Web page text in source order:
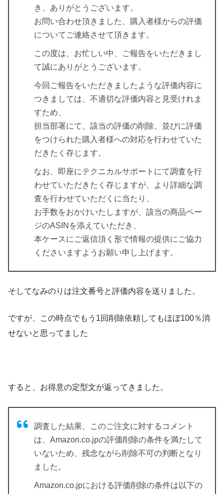
き、ありがとうございます。
お問い合わせ頂きました、購入者様からの評価
についてご連絡させて頂きます。
この度は、お忙しい中、ご報告をいただきまし
て誠にありがとうございます。
今回ご報告をいただきましたような評価内容に
つきましては、 不適切な評価内容と見受けれま
すため
担当部署にて、該当の評価の削除、並びに評価
をつけられた購入者様への対応を行わせていた
だきたく存じます。
なお、即座にテクニカルサポートにて調査を行
わせていただきたく存じますが、より詳細な調
査を行わせていただくに当たり、
お手数をおかけいたしますが、該当の商品ペー
ジのASINを添えていただき、
本ケースにご返信頂く形で情報の提供にご協力
くださいますようお願い申し上げます。
そしてなみのりは注文番号と評価内容を送りました。
ですが、
この時点でもう1回削除依頼してもほぼ100％消
せないと思ってました
すると、お得意の定型文が返ってきました。
調査した結果、このご注文に対するコメント
は、Amazon.co.jpの評価削除の条件を満たして
いないため、残念ながら削除不可の判断となり
ました。
Amazon.co.jpにおける評価削除の条件は以下の